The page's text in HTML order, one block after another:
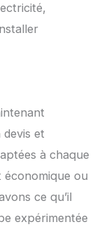
et
à chaque
économique ou
ce qu’il
expérimentée